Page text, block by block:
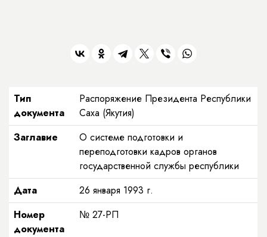
Тип
документа
Распоряжение Президента Республики
Саха (Якутия)
Заглавие
О системе подготовки и
переподготовки кадров органов
государственной службы республики
Дата
26 января 1993 г.
Номер
документа
№ 27-РП